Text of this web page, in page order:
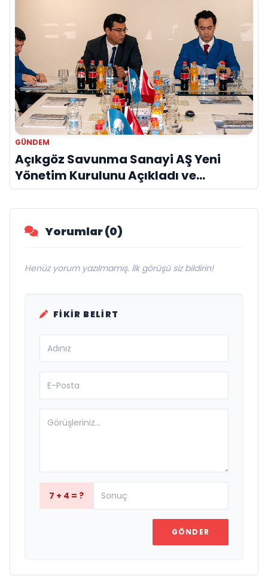
GÜNDEM
Açıkgöz Savunma Sanayi AŞ Yeni
Yönetim Kurulunu Açıkladı ve
Savunma Sanayinde Küresel Vizyon
Vurgusu
Yorumlar (0)
Henüz yorum yazılmamış. İlk görüşü siz bildirin!
FIKIR BELIRT
7 + 4 = ?
GÖNDER